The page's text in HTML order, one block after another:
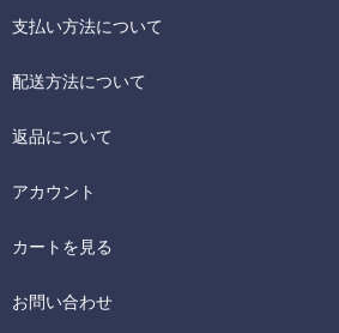
支払い方法について
配送方法について
返品について
アカウント
カートを見る
お問い合わせ